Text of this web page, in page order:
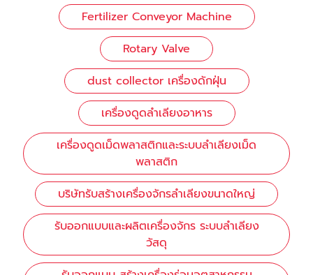
Fertilizer Conveyor Machine
Rotary Valve
dust collector เครื่องดักฝุ่น
เครื่องดูดลำเลียงอาหาร
เครื่องดูดเม็ดพลาสติกและระบบลำเลียงเม็ด
พลาสติก
บริษัทรับสร้างเครื่องจักรลำเลียงขนาดใหญ่
รับออกแบบและผลิตเครื่องจักร ระบบลำเลียง
วัสดุ